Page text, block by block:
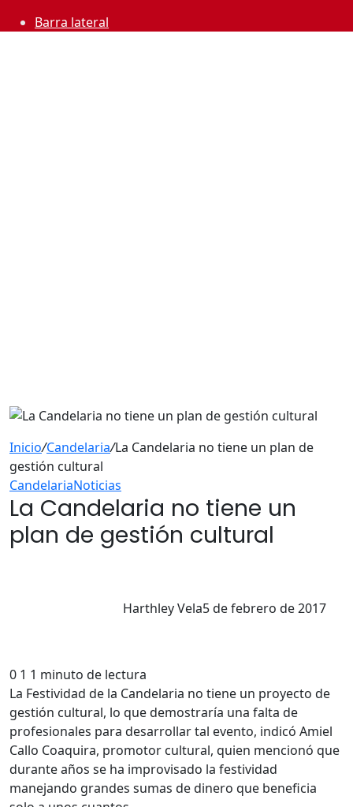
Barra lateral
Inicio/Candelaria/La Candelaria no tiene un plan de
gestión cultural
CandelariaNoticias
La Candelaria no tiene un
plan de gestión cultural
Harthley Vela5 de febrero de 2017
0 1 1 minuto de lectura
La Festividad de la Candelaria no tiene un proyecto de
gestión cultural, lo que demostraría una falta de
profesionales para desarrollar tal evento, indicó Amiel
Callo Coaquira, promotor cultural, quien mencionó que
durante años se ha improvisado la festividad
manejando grandes sumas de dinero que beneficia